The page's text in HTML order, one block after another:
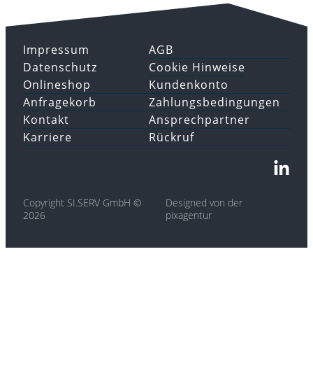
Impressum
Datenschutz
AGB
Cookie Hinweise
Onlineshop
Anfragekorb
Kundenkonto
Zahlungsbedingungen
Kontakt
Karriere
Ansprechpartner
Rückruf
Copyright SI.SERV GmbH ©
2026
Designed von der
pixagentur